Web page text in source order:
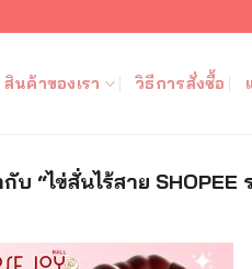
สินค้าของเรา วิธีการสั่งซื้อ
“ไข่สั่นไร้สาย SHOPEE